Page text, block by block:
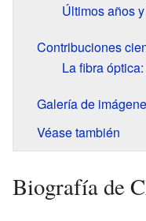
Últimos años
Contribuciones
La fibra
Galería de
Véase también
Biografía de